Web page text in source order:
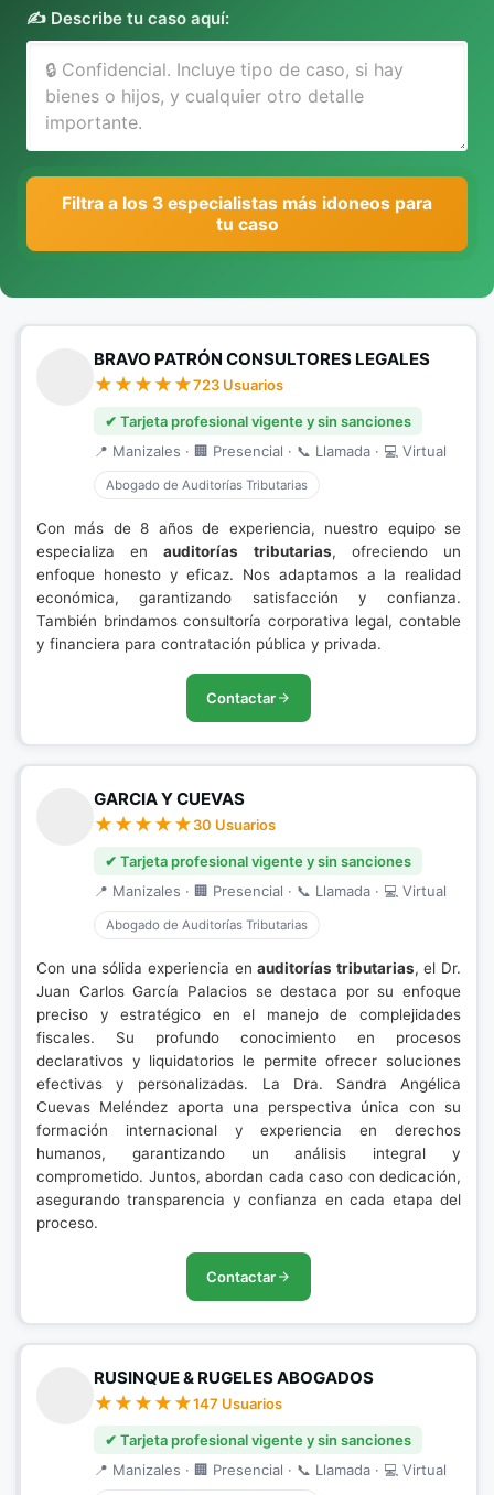
✍️ Describe tu caso aquí:
Filtra a los 3 especialistas más idoneos para
tu caso
BRAVO PATRÓN CONSULTORES LEGALES
723 Usuarios
✔ Tarjeta profesional vigente y sin sanciones
📍 Manizales · 🏢 Presencial · 📞 Llamada · 💻 Virtual
Abogado de Auditorías Tributarias
Con más de 8 años de experiencia, nuestro equipo se
especializa enauditorías tributarias, ofreciendo un
enfoque honesto y eficaz. Nos adaptamos a la realidad
económica, garantizando satisfacción y confianza.
También brindamos consultoría corporativa legal, contable
y financiera para contratación pública y privada.
Contactar
GARCIA Y CUEVAS
30 Usuarios
✔ Tarjeta profesional vigente y sin sanciones
📍 Manizales · 🏢 Presencial · 📞 Llamada · 💻 Virtual
Abogado de Auditorías Tributarias
Con una sólida experiencia enauditorías tributarias, el Dr.
Juan Carlos García Palacios se destaca por su enfoque
preciso y estratégico en el manejo de complejidades
fiscales. Su profundo conocimiento en procesos
declarativos y liquidatorios le permite ofrecer soluciones
efectivas y personalizadas. La Dra. Sandra Angélica
Cuevas Meléndez aporta una perspectiva única con su
formación internacional y experiencia en derechos
humanos, garantizando un análisis integral y
comprometido. Juntos, abordan cada caso con dedicación,
asegurando transparencia y confianza en cada etapa del
proceso.
Contactar
RUSINQUE & RUGELES ABOGADOS
147 Usuarios
✔ Tarjeta profesional vigente y sin sanciones
📍 Manizales · 🏢 Presencial · 📞 Llamada · 💻 Virtual